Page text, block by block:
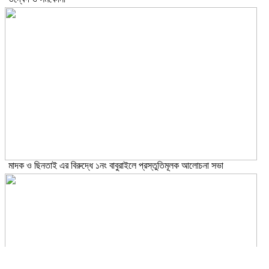
মাদক ও ছিনতাই এর বিরুদ্ধে ১নং বাবুরাইলে প্রস্তুতিমূলক আলোচনা সভা